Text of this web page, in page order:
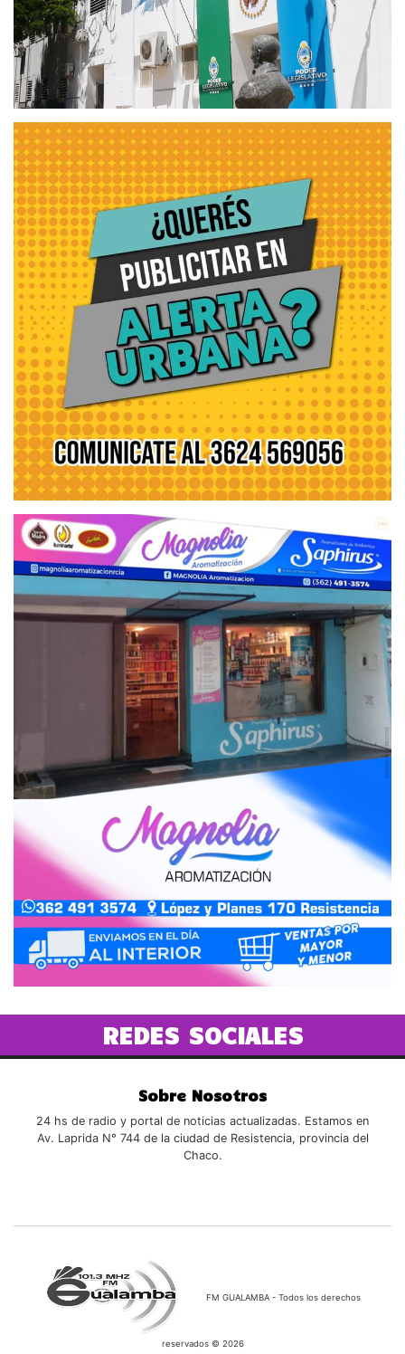
REDES SOCIALES
Sobre Nosotros
24 hs de radio y portal de noticias actualizadas. Estamos en
Av. Laprida N° 744 de la ciudad de Resistencia, provincia del
Chaco.
FM GUALAMBA - Todos los derechos
reservados © 2026